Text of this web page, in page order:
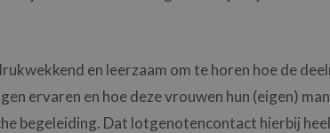
en leerzaam om te horen hoe de
ervaren en hoe deze vrouwen hun (eigen)
begeleiding. Dat lotgenotencontact hierbij